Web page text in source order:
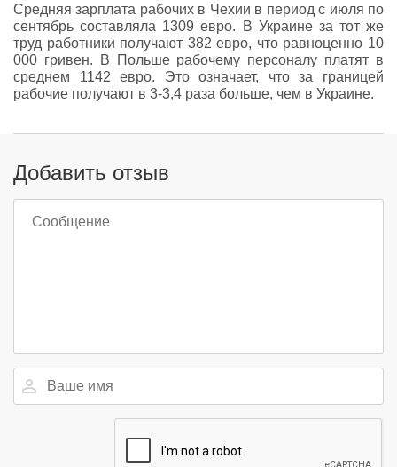
Средняя зарплата рабочих в Чехии в период с июля по
сентябрь составляла 1309 евро. В Украине за тот же
труд работники получают 382 евро, что равноценно 10
000 гривен. В Польше рабочему персоналу платят в
среднем 1142 евро. Это означает, что за границей
рабочие получают в 3-3,4 раза больше, чем в Украине.
Добавить отзыв